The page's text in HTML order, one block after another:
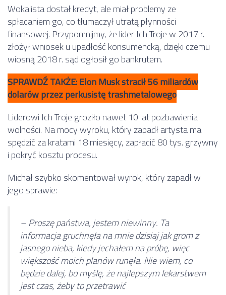
Wokalista dostał kredyt, ale miał problemy ze
spłacaniem go, co tłumaczył utratą płynności
finansowej. Przypomnijmy, że lider Ich Troje w 2017 r.
złożył wniosek u upadłość konsumencką, dzięki czemu
wiosną 2018 r. sąd ogłosił go bankrutem.
SPRAWDŹ TAKŻE: Elon Musk stracił 56 miliardów
dolarów przez perkusistę trashmetalowego
Liderowi Ich Troje groziło nawet 10 lat pozbawienia
wolności. Na mocy wyroku, który zapadł artysta ma
spędzić za kratami 18 miesięcy, zapłacić 80 tys. grzywny
i pokryć kosztu procesu.
Michał szybko skomentował wyrok, który zapadł w
jego sprawie:
– Proszę państwa, jestem niewinny. Ta
informacja gruchnęła na mnie dzisiaj jak grom z
jasnego nieba, kiedy jechałem na próbę, więc
większość moich planów runęła. Nie wiem, co
będzie dalej, bo myślę, że najlepszym lekarstwem
jest czas, żeby to przetrawić